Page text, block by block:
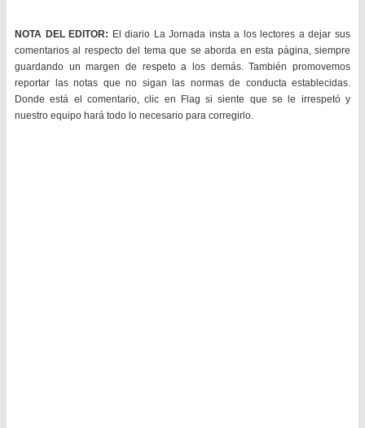
NOTA DEL EDITOR: El diario La Jornada insta a los lectores a dejar sus
comentarios al respecto del tema que se aborda en esta página, siempre
guardando un margen de respeto a los demás. También promovemos
reportar las notas que no sigan las normas de conducta establecidas.
Donde está el comentario, clic en Flag si siente que se le irrespetó y
nuestro equipo hará todo lo necesario para corregirlo.